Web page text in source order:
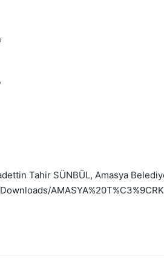
Tahir SÜNBÜL, Amasya